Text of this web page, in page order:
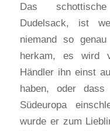
Das
Dudelsack, ist
niemand so
herkam, es wird
Händler ihn einst
haben, oder
Südeuropa
wurde er zum